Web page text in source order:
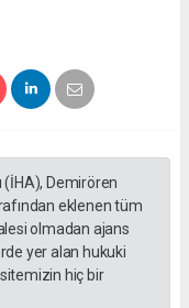
(İHA), Demirören
eklenen tüm
olmadan ajans
yer alan hukuki
hiç bir